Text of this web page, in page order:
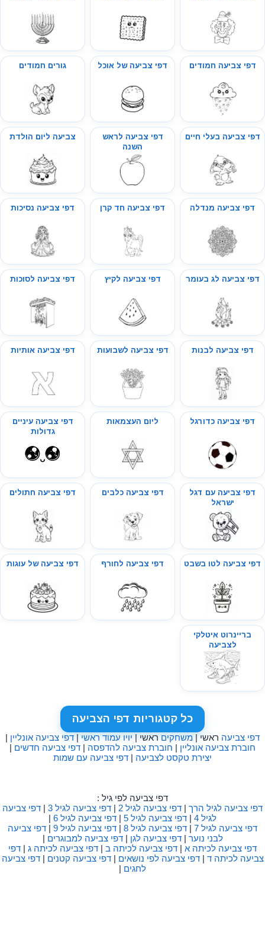
דפי צביעה חמודים דפי צביעה של אוכל גורים חמודים
דפי צביעה בעלי חיים
דפי צביעה לראש
השנה
צביעה ליום הולדת
דפי צביעה מנדלה דפי צביעה חד קרן דפי צביעה נסיכות
דפי צביעה לג בעומר דפי צביעה לקיץ דפי צביעה לסוכות
דפי צביעה לבנות דפי צביעה לשבועות דפי צביעה אותיות
דפי צביעה כדורגל ליום העצמאות
דפי צביעה עיניים
גדולות
דפי צביעה עם דגל
ישראל
דפי צביעה כלבים דפי צביעה חתולים
דפי צביעה לטו בשבט דפי צביעה לחורף דפי צביעה של עוגות
בריינרוט איטלקי
לצביעה
כל קטגוריות דפי הצביעה
דפי צביעה ראשי |משחקיםראשי |יויו עמוד ראשי|דפי צביעה אונליין |
חוברת צביעה אונליין | חוברת צביעה להדפסה | דפי צביעה חדשים |
יצירת טקסט לצביעה | דפי צביעה עם שמות
דפי צביעה לפי גיל :
דפי צביעה לגיל הרך | דפי צביעה לגיל 2 | דפי צביעה לגיל 3 | דפי צביעה
לגיל 4
| דפי צביעה לגיל 5 | דפי צביעה לגיל 6
|
דפי צביעה לגיל 7
| דפי צביעה לגיל 8 | דפי צביעה לגיל 9 | דפי צביעה
לבני נוער |דפי צביעה לגן |דפי צביעה למבוגרים |
דפי צביעה לכיתה א | דפי צביעה לכיתה ב | דפי צביעה לכיתה ג | דפי
צביעה לכיתה ד |דפי צביעה לפי נושאים |דפי צביעה קטנים |דפי צביעה
לחגים |